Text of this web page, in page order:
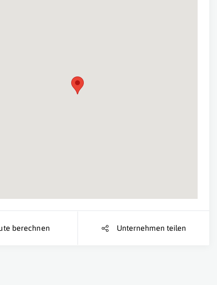
berechnen Unternehmen teilen